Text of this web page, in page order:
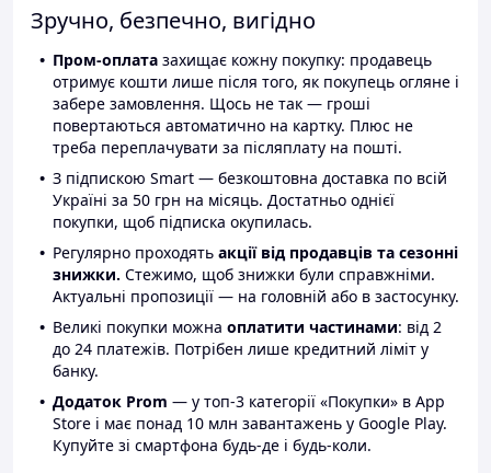
Зручно, безпечно, вигідно
Пром-оплата захищає кожну покупку: продавець
отримує кошти лише після того, як покупець огляне і
забере замовлення. Щось не так — гроші
повертаються автоматично на картку. Плюс не
треба переплачувати за післяплату на пошті.
З підпискою Smart — безкоштовна доставка по всій
Україні за 50 грн на місяць. Достатньо однієї
покупки, щоб підписка окупилась.
Регулярно проходять акції від продавців та сезонні
знижки. Стежимо, щоб знижки були справжніми.
Актуальні пропозиції — на головній або в застосунку.
Великі покупки можна оплатити частинами: від 2
до 24 платежів. Потрібен лише кредитний ліміт у
банку.
Додаток Prom — у топ-3 категорії «Покупки» в App
Store і має понад 10 млн завантажень у Google Play.
Купуйте зі смартфона будь-де і будь-коли.